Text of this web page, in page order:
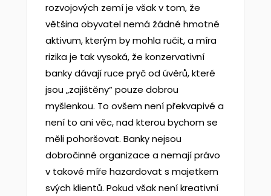
rozvojových zemí je však v tom, že
většina obyvatel nemá žádné hmotné
aktivum, kterým by mohla ručit, a míra
rizika je tak vysoká, že konzervativní
banky dávají ruce pryč od úvěrů, které
jsou „zajištěny“ pouze dobrou
myšlenkou. To ovšem není překvapivé a
není to ani věc, nad kterou bychom se
měli pohoršovat. Banky nejsou
dobročinné organizace a nemají právo
v takové míře hazardovat s majetkem
svých klientů. Pokud však není kreativní